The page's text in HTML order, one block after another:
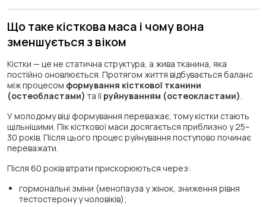
Що таке кісткова маса і чому вона
зменшується з віком
Кістки — це не статична структура, а жива тканина, яка
постійно оновлюється. Протягом життя відбувається баланс
між процесом формування кісткової тканини
(остеобластами) та їїруйнуванням (остеокластами)
У молодому віці формування переважає, тому кістки стають
щільнішими. Пік кісткової маси досягається приблизно у 25–
30 років. Після цього процес руйнування поступово починає
переважати.
Після 60 років втрати прискорюються через:
гормональні зміни (менопауза у жінок, зниження рівня
тестостерону у чоловіків);